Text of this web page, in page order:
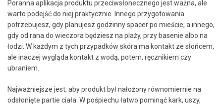
Poranna aplikacja produktu przeciwsłonecznego jest ważna, ale
warto podejść do niej praktycznie. Innego przygotowania
potrzebujesz, gdy planujesz godzinny spacer po mieście, a innego,
gdy od rana do wieczora będziesz na plaży, przy basenie albo na
łodzi. W każdym z tych przypadków skóra ma kontakt ze słońcem,
ale inaczej wygląda kontakt z wodą, potem, ręcznikiem czy
ubraniem.
Najważniejsze jest, aby produkt był nałożony równomiernie na
odsłonięte partie ciała. W pośpiechu łatwo pominąć kark, uszy,